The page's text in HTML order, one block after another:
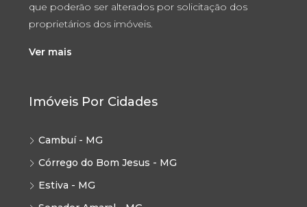
que poderão ser alterados por solicitação dos
proprietários dos imóveis.
Ver mais
Imóveis Por Cidades
Cambuí - MG
Córrego do Bom Jesus - MG
Estiva - MG